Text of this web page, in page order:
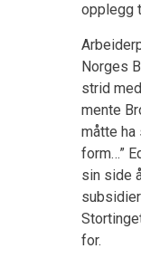
opplegg
Norges
strid
mente
måtte ha
form…”
sin side
for.